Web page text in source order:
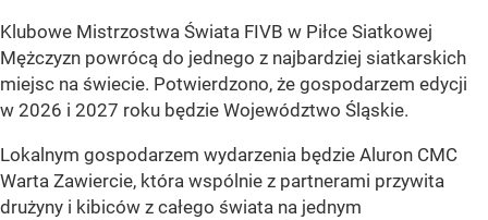
Klubowe Mistrzostwa Świata FIVB w Piłce Siatkowej
Mężczyzn powrócą do jednego z najbardziej siatkarskich
miejsc na świecie. Potwierdzono, że gospodarzem edycji
w 2026 i 2027 roku będzie Województwo Śląskie.
Lokalnym gospodarzem wydarzenia będzie Aluron CMC
Warta Zawiercie, która wspólnie z partnerami przywita
drużyny i kibiców z całego świata na jednym